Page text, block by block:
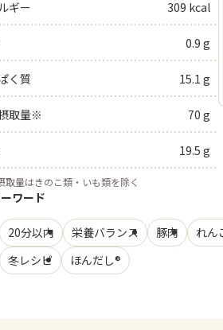
ギー
309 kcal
0.9 g
く質 15.1 g
取量※ 70 g
19.5 g
取量はきのこ類・いも類を除く
ワード
20分以内 栄養バランス 豚肉 れん
冬レシピ
ほんだし®